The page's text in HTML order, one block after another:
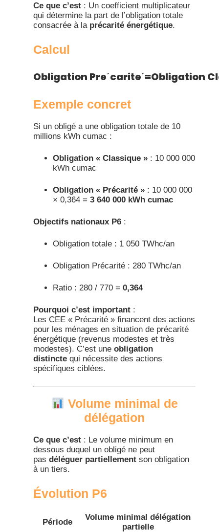
Ce que c’est : Un coefficient multiplicateur
qui détermine la part de l’obligation totale
consacrée à la précarité énergétique.​
Calcul
Obligation Preˊcariteˊ=Obligation
Exemple concret
Si un obligé a une obligation totale de 10
millions kWh cumac :
Obligation « Classique » : 10 000 000
kWh cumac
Obligation « Précarité » : 10 000 000
× 0,364 = 3 640 000 kWh cumac
Objectifs nationaux P6 :​
Obligation totale : 1 050 TWhc/an
Obligation Précarité : 280 TWhc/an
Ratio : 280 / 770 = 0,364
Pourquoi c’est important :
Les CEE « Précarité » financent des actions
pour les ménages en situation de précarité
énergétique (revenus modestes et très
modestes). C’est une obligation
distincte qui nécessite des actions
spécifiques ciblées.​
Volume minimal de
délégation
Ce que c’est : Le volume minimum en
dessous duquel un obligé ne peut
pas déléguer partiellement son obligation
à un tiers.​
Évolution P6
Période
Volume minimal délégation
partielle